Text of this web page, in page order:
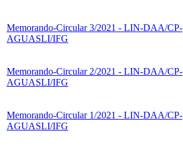
Memorando-Circular 3/2021 - LIN-DAA/CP-
AGUASLI/IFG
Memorando-Circular 2/2021 - LIN-DAA/CP-
AGUASLI/IFG
Memorando-Circular 1/2021 - LIN-DAA/CP-
AGUASLI/IFG